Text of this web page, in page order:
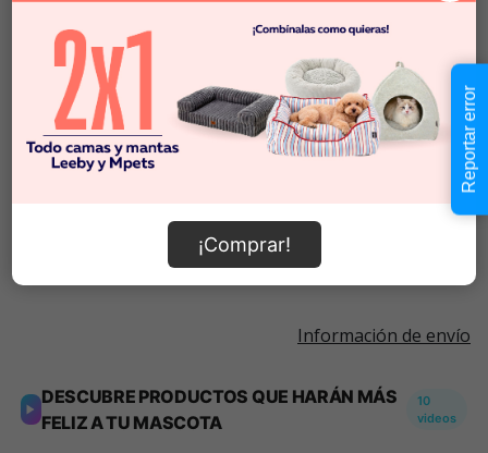
Descripción
Cantidad:
-
$29.990
En Stock
Añadir al carrito
Información de envío
¡Comprar!
Reportar error